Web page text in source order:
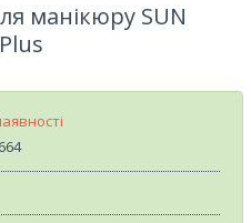
манікюру SUN